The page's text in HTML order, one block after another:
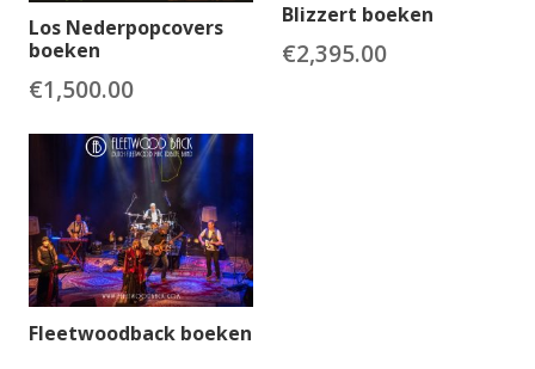
Los Nederpopcovers
boeken
€1,500.00
Blizzert boeken
€2,395.00
Fleetwoodback boeken